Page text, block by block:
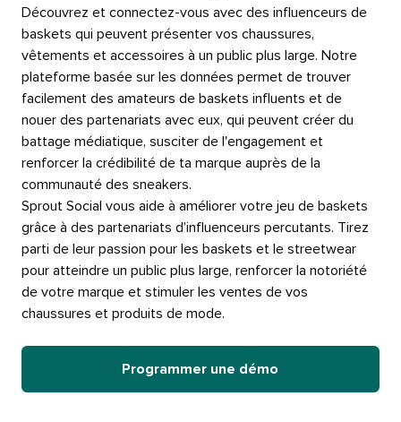
Découvrez et connectez-vous avec des influenceurs de
baskets qui peuvent présenter vos chaussures,
vêtements et accessoires à un public plus large. Notre
plateforme basée sur les données permet de trouver
facilement des amateurs de baskets influents et de
nouer des partenariats avec eux, qui peuvent créer du
battage médiatique, susciter de l'engagement et
renforcer la crédibilité de ta marque auprès de la
communauté des sneakers.​​
Sprout Social vous aide à améliorer votre jeu de baskets
grâce à des partenariats d’influenceurs percutants. Tirez
parti de leur passion pour les baskets et le streetwear
pour atteindre un public plus large, renforcer la notoriété
de votre marque et stimuler les ventes de vos
chaussures et produits de mode.​​
Programmer une démo​​